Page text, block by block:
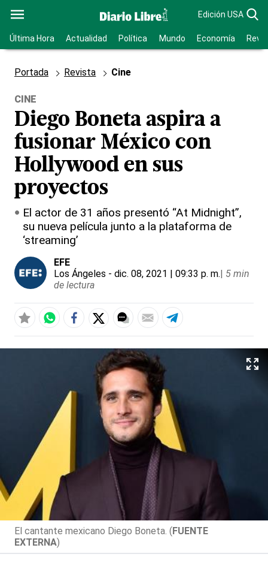
Edición USA
Última Hora Actualidad Política Mundo Economía
Portada Revista Cine
CINE
Diego Boneta aspira a
fusionar México con
Hollywood en sus
proyectos
El actor de 31 años presentó “At Midnight”,
su nueva película junto a la plataforma de
‘streaming’
EFE
Los Ángeles - dic. 08, 2021 | 09:33 p. m.| 5 min
de lectura
El cantante mexicano Diego Boneta. (FUENTE
EXTERNA)